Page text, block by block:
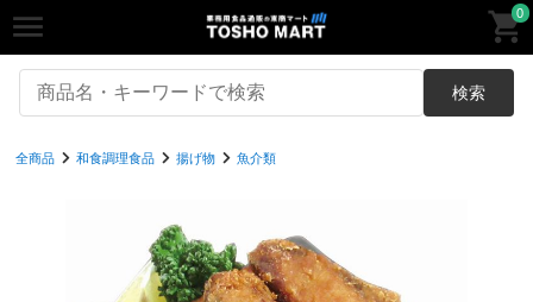
0
検索
全商品 和食調理食品 揚げ物 魚介類